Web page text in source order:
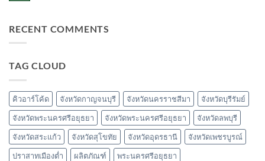
วัด
เกิด
เจดีย์
หลวง
RECENT COMMENTS
TAG CLOUD
คิวอาร์โค้ด จังหวัดกาญจนบุรี จังหวัดนครราชสีมา
จังหวัดบุรีรัมย์
จังหวัดพระนครศรีอยุธยา
จังหวัดพระนครศรีอยุธยา
จังหวัดลพบุรี
จังหวัดสระแก้ว
จังหวัดสุโขทัย จังหวัดอุดรธานี
จังหวัดเพชรบูรณ์
ปราสาทเมืองต่ำ
ผลิตภัณฑ์
พระนครศรีอยุธยา